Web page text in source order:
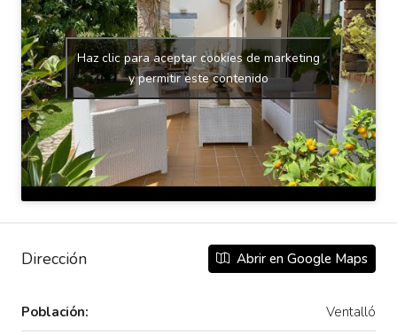
Haz clic para aceptar cookies de marketing
y permitir este contenido
Dirección Abrir en Google Maps
Población: Ventalló